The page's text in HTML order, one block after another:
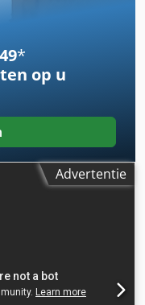
*
op u
Advertentie